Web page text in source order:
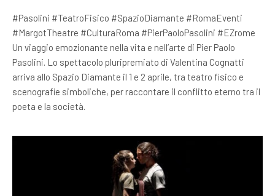
#Pasolini #TeatroFisico #SpazioDiamante #RomaEventi
#MargotTheatre #CulturaRoma #PierPaoloPasolini #EZrome
Un viaggio emozionante nella vita e nell’arte di Pier Paolo
Pasolini. Lo spettacolo pluripremiato di Valentina Cognatti
arriva allo Spazio Diamante il 1 e 2 aprile, tra teatro fisico e
scenografie simboliche, per raccontare il conflitto eterno tra il
poeta e la società.